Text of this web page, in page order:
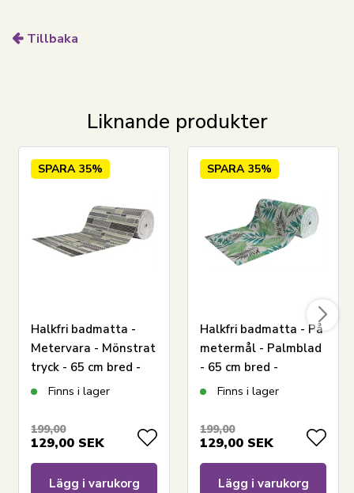
LÄGG I VARUKORGEN
Har du frågor om produkten?
Tillbaka
Liknande produkter
SPARA 35%
Halkfri badmatta -
Metervara - Mönstrat
tryck - 65 cm bred -
Multifunktionell
Finns i lager
199,00
129,00 SEK
Lägg i varukorg
SPARA 35%
Halkfri badmatta - På
metermål - Palmblad
- 65 cm bred -
Multifunktionell
Finns i lager
199,00
129,00 SEK
Lägg i varukorg